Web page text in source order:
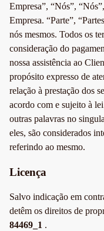
Empresa”, “Nós”,
Empresa. “Parte”,
nós mesmos. Todos os
consideração do
nossa assistência ao
propósito expresso de
relação à prestação dos
acordo com e sujeito à
outras palavras no
eles, são considerados
referindo ao mesmo.
Licença
Salvo indicação em
detêm os direitos de
84469_1 .